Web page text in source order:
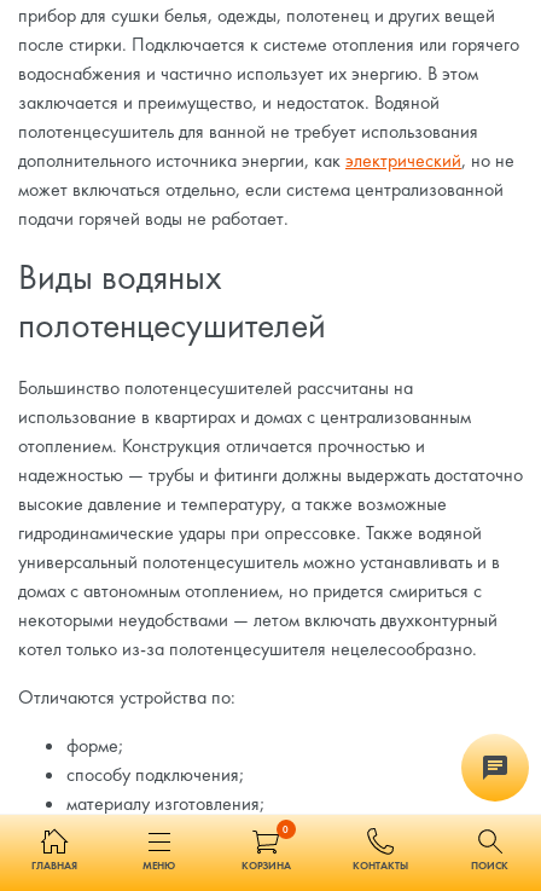
ГЛАВНАЯ МЕНЮ
0
КОРЗИНА КОНТАКТЫ ПОИСК
прибор для сушки белья, одежды, полотенец и других вещей
после стирки. Подключается к системе отопления или горячего
водоснабжения и частично использует их энергию. В этом
заключается и преимущество, и недостаток. Водяной
полотенцесушитель для ванной не требует использования
дополнительного источника энергии, какэлектрический, но не
может включаться отдельно, если система централизованной
подачи горячей воды не работает.
Виды водяных
полотенцесушителей
Большинство полотенцесушителей рассчитаны на
использование в квартирах и домах с централизованным
отоплением. Конструкция отличается прочностью и
надежностью — трубы и фитинги должны выдержать достаточно
высокие давление и температуру, а также возможные
гидродинамические удары при опрессовке. Также водяной
универсальный полотенцесушитель можно устанавливать и в
домах с автономным отоплением, но придется смириться с
некоторыми неудобствами — летом включать двухконтурный
котел только из-за полотенцесушителя нецелесообразно.
Отличаются устройства по:
форме;
способу подключения;
материалу изготовления;
уровню декоративности.
Основная конфигурация — водяной змеевик с циркуляцией